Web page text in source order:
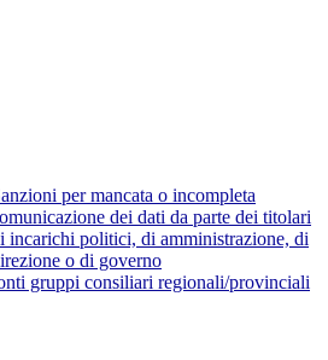
per mancata o incompleta
dei dati da parte dei titolari
incarichi politici, di amministrazione, di
o di governo
gruppi consiliari regionali/provinciali